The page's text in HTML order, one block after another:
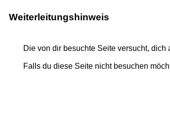
Weiterleitungshinweis
Die von dir besuchte Seite versucht, dich
Falls du diese Seite nicht besuchen